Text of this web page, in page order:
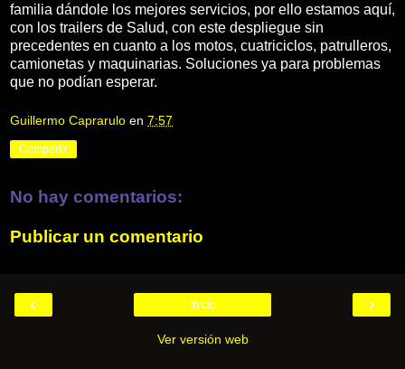
familia dándole los mejores servicios, por ello estamos aquí,
con los trailers de Salud, con este despliegue sin
precedentes en cuanto a los motos, cuatriciclos, patrulleros,
camionetas y maquinarias. Soluciones ya para problemas
que no podían esperar.
Guillermo Caprarulo en 7:57
Compartir
No hay comentarios:
Publicar un comentario
‹ ›
Inicio
Ver versión web